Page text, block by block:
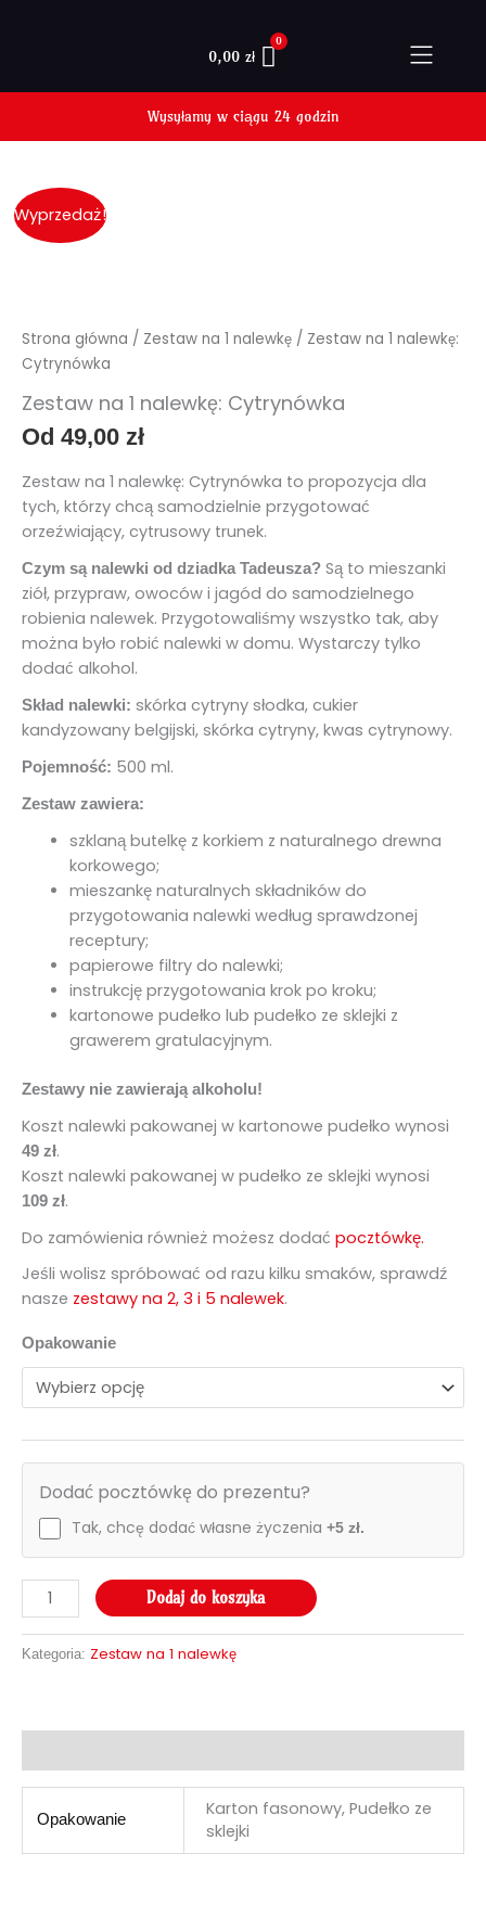
0,00zł
Wyprzedaż!
Strona główna / Zestaw na 1 nalewkę / Zestaw na 1 nalewkę:
Cytrynówka
Zestaw na 1 nalewkę: Cytrynówka
Od 49,00 zł
Zestaw na 1 nalewkę: Cytrynówka to propozycja dla
tych, którzy chcą samodzielnie przygotować
orzeźwiający, cytrusowy trunek.
Czym są nalewki od dziadka Tadeusza? Są to mieszanki
ziół, przypraw, owoców i jagód do samodzielnego
robienia nalewek. Przygotowaliśmy wszystko tak, aby
można było robić nalewki w domu. Wystarczy tylko
dodać alkohol.
Skład nalewki: skórka cytryny słodka, cukier
kandyzowany belgijski, skórka cytryny, kwas cytrynowy.
Pojemność: 500 ml.
Zestaw zawiera:
szklaną butelkę z korkiem z naturalnego drewna
korkowego;
mieszankę naturalnych składników do
przygotowania nalewki według sprawdzonej
receptury;
papierowe filtry do nalewki;
instrukcję przygotowania krok po kroku;
kartonowe pudełko lub pudełko ze sklejki z
grawerem gratulacyjnym.
Zestawy nie zawierają alkoholu!
Koszt nalewki pakowanej w kartonowe pudełko wynosi
49 zł.
Koszt nalewki pakowanej w pudełko ze sklejki wynosi
109 zł.
Do zamówienia również możesz dodać pocztówkę.
Jeśli wolisz spróbować od razu kilku smaków, sprawdź
nasze zestawy na 2, 3 i 5 nalewek.
Opakowanie
Dodać pocztówkę do prezentu?
Tak, chcę dodać własne życzenia +5 zł.
ilość
Zestaw
Cytrynówka
Dodaj do koszyka
Kategoria: Zestaw na 1 nalewkę
Opakowanie
Karton fasonowy, Pudełko ze
sklejki